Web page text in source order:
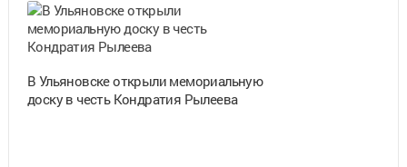
В Ульяновске открыли мемориальную
доску в честь Кондратия Рылеева